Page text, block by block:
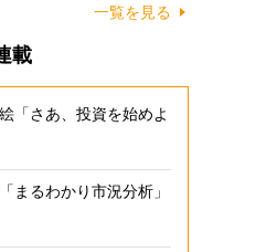
一覧を見る
載
「さあ、投資を始めよ
まるわかり市況分析」